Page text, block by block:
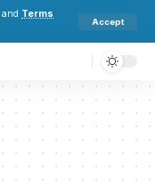
and Terms
Accept